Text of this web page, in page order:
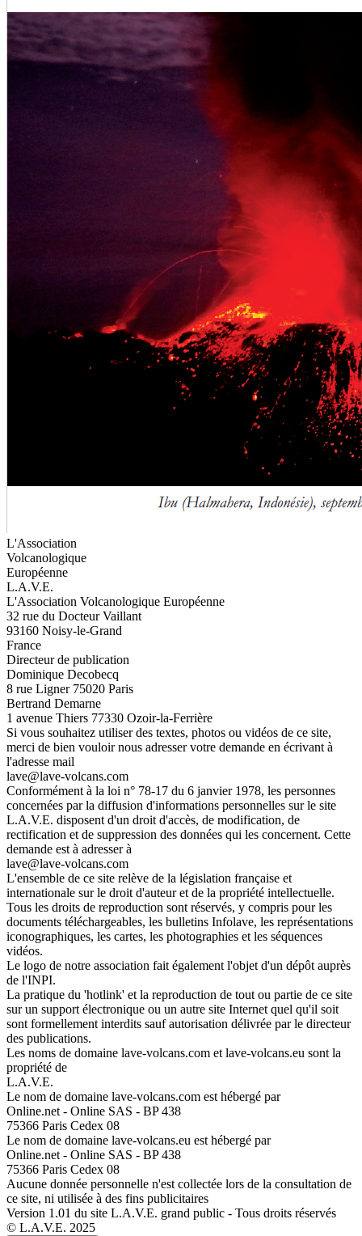
L'Association
Volcanologique
Européenne
L.A.V.E.
L'Association Volcanologique Européenne
32 rue du Docteur Vaillant
93160 Noisy-le-Grand
France
Directeur de publication
Dominique Decobecq
8 rue Ligner 75020 Paris
Bertrand Demarne
1 avenue Thiers 77330 Ozoir-la-Ferrière
Si vous souhaitez utiliser des textes, photos ou vidéos de ce site,
merci de bien vouloir nous adresser votre demande en écrivant à
l'adresse mail
lave@lave-volcans.com
Conformément à la loi n° 78-17 du 6 janvier 1978, les personnes
concernées par la diffusion d'informations personnelles sur le site
L.A.V.E. disposent d'un droit d'accès, de modification, de
rectification et de suppression des données qui les concernent. Cette
demande est à adresser à
lave@lave-volcans.com
L'ensemble de ce site relève de la législation française et
internationale sur le droit d'auteur et de la propriété intellectuelle.
Tous les droits de reproduction sont réservés, y compris pour les
documents téléchargeables, les bulletins Infolave, les représentations
iconographiques, les cartes, les photographies et les séquences
vidéos.
Le logo de notre association fait également l'objet d'un dépôt auprès
de l'INPI.
La pratique du 'hotlink' et la reproduction de tout ou partie de ce site
sur un support électronique ou un autre site Internet quel qu'il soit
sont formellement interdits sauf autorisation délivrée par le directeur
des publications.
Les noms de domaine lave-volcans.com et lave-volcans.eu sont la
propriété de
L.A.V.E.
Le nom de domaine lave-volcans.com est hébergé par
Online.net - Online SAS - BP 438
75366 Paris Cedex 08
Le nom de domaine lave-volcans.eu est hébergé par
Online.net - Online SAS - BP 438
75366 Paris Cedex 08
Aucune donnée personnelle n'est collectée lors de la consultation de
ce site, ni utilisée à des fins publicitaires
Version 1.01 du site L.A.V.E. grand public - Tous droits réservés
© L.A.V.E. 2025